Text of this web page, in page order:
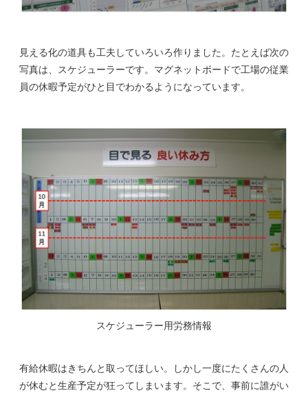
見える化の道具も工夫していろいろ作りました。たとえば次の
写真は、スケジューラーです。マグネットボードで工場の従業
員の休暇予定がひと目でわかるようになっています。
スケジューラー用労務情報
有給休暇はきちんと取ってほしい。しかし一度にたくさんの人
が休むと生産予定が狂ってしまいます。そこで、事前に誰がい